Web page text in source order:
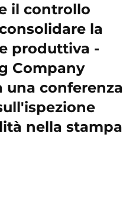
il controllo
la
produttiva -
Company
una conferenza
nella stampa